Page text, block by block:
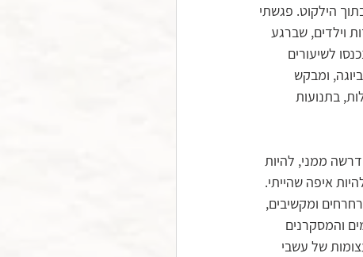
הילקוט. פגשתי
וילדים, שברגע
לשיעורים
ומבקש
בתנועות
ממני, להיות
איפה שהייתי.
ומקשיבים,
והמסקרנים
של עשבי